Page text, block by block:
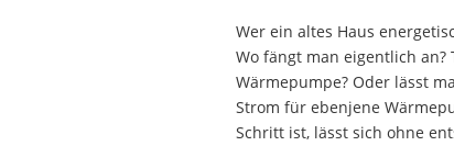
Wer ein altes Haus
Wo fängt man eigentlich
Wärmepumpe? Oder lässt
Strom für ebenjene
Schritt ist, lässt sich ohne